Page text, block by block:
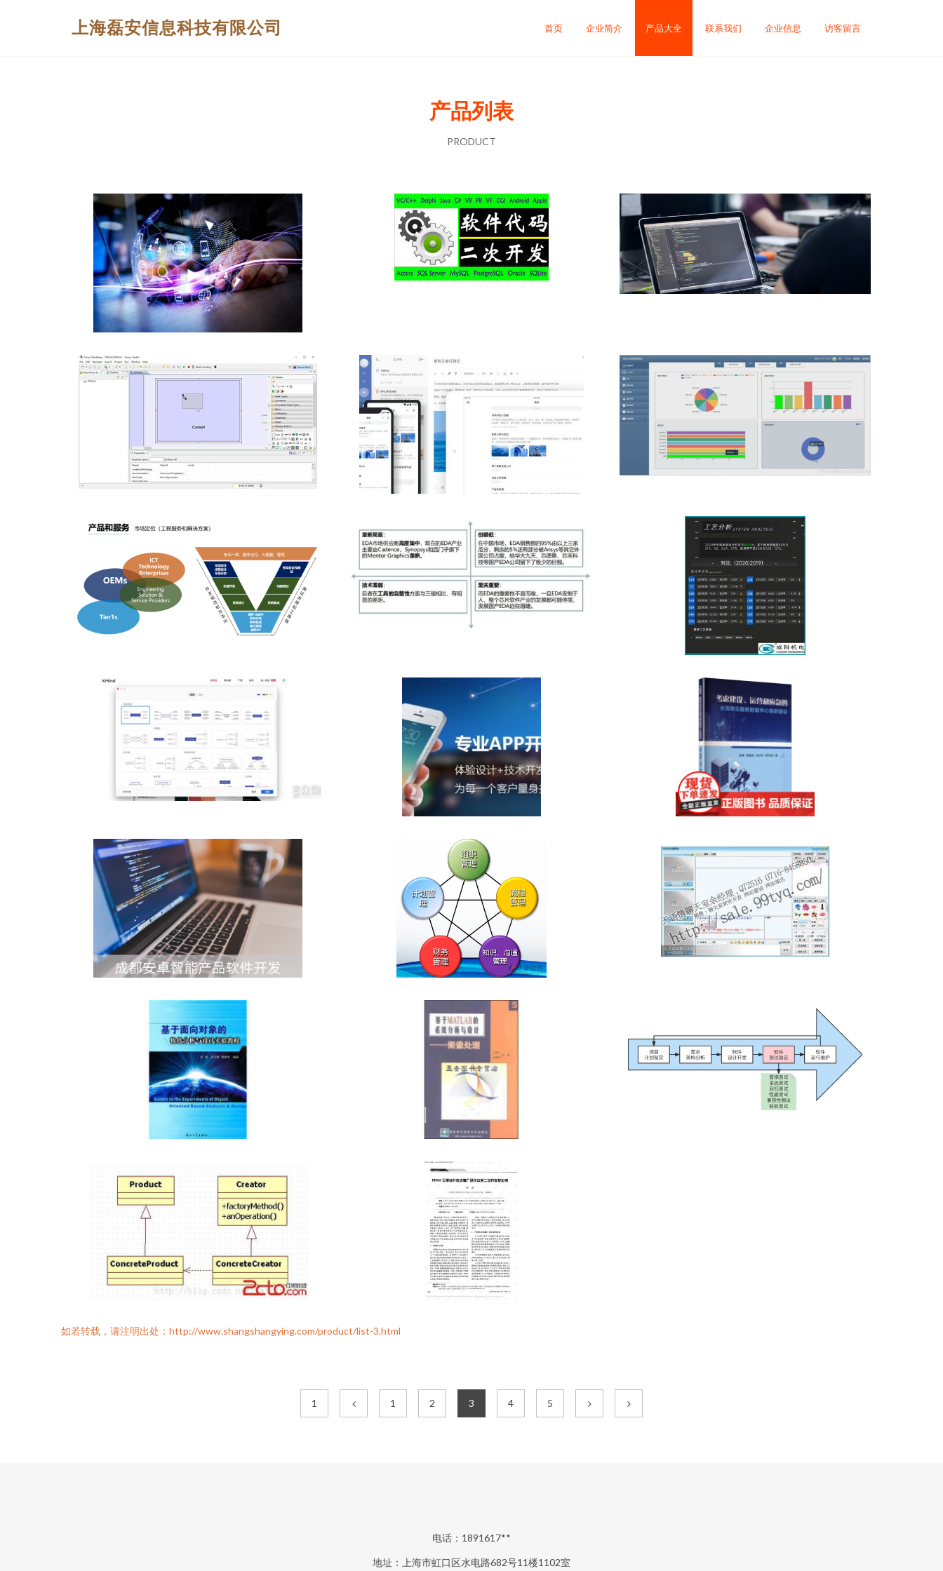
上海磊安信息科技有限公司 首页 企业简介 产品大全 联系我们 企业信息 访客留言
产品列表
PRODUCT
如若转载，请注明出处：http://www.shangshangying.com/product/list-3.html
1 1 2 3 4 5
电话：1891617**
地址：上海市虹口区水电路682号11楼1102室